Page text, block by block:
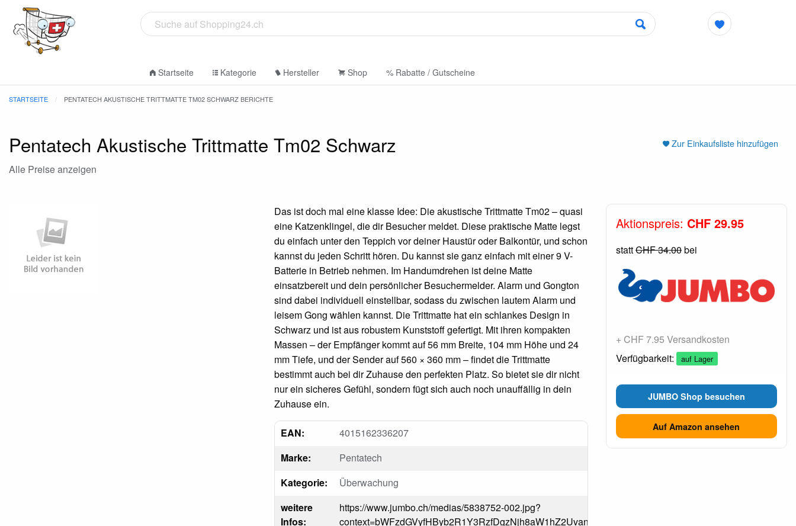
Startseite Kategorie Hersteller Shop % Rabatte / Gutscheine
STARTSEITE PENTATECH AKUSTISCHE TRITTMATTE TM02 SCHWARZ BERICHTE
Zur Einkaufsliste hinzufügen
Pentatech Akustische Trittmatte Tm02 Schwarz
Alle Preise anzeigen
Das ist doch mal eine klasse Idee: Die akustische Trittmatte Tm02 – quasi
eine Katzenklingel, die dir Besucher meldet. Diese praktische Matte legst
du einfach unter den Teppich vor deiner Haustür oder Balkontür, und schon
kannst du jeden Schritt hören. Du kannst sie ganz einfach mit einer 9 V-
Batterie in Betrieb nehmen. Im Handumdrehen ist deine Matte
einsatzbereit und dein persönlicher Besuchermelder. Alarm und Gongton
sind dabei individuell einstellbar, sodass du zwischen lautem Alarm und
leisem Gong wählen kannst. Die Trittmatte hat ein schlankes Design in
Schwarz und ist aus robustem Kunststoff gefertigt. Mit ihren kompakten
Massen – der Empfänger kommt auf 56 mm Breite, 104 mm Höhe und 24
mm Tiefe, und der Sender auf 560 × 360 mm – findet die Trittmatte
bestimmt auch bei dir Zuhause den perfekten Platz. So bietet sie dir nicht
nur ein sicheres Gefühl, sondern fügt sich auch noch unauffällig in dein
Zuhause ein.
EAN:
4015162336207
Marke:
Pentatech
Kategorie:
Überwachung
weitere
Infos:
https://www.jumbo.ch/medias/5838752-002.jpg?
Aktionspreis: CHF 29.95
stattCHF 34.00bei
+ CHF 7.95 Versandkosten
Verfügbarkeit:
auf Lager
JUMBO Shop besuchen
Auf Amazon ansehen